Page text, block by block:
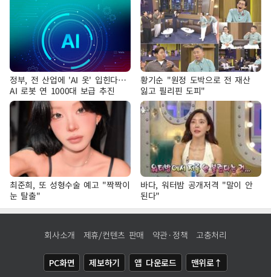
정부, 전 산업에 'AI 옷' 입힌다…
AI 로봇 연 1000대 보급 추진
황기순 "원정 도박으로 전 재산
잃고 필리핀 도피"
최준희, 또 성형수술 예고 "짝짝이
눈 탈출"
바다, 워터밤 공개저격 "말이 안
된다"
회사소개 제휴/컨텐츠 판매 약관·정책 고충처리
PC화면 제보하기 앱 다운로드 맨위로↑